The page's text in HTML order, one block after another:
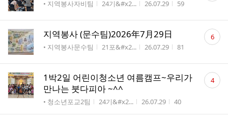
게시판명
• 지역봉사자비팀 작성자
24기&#x2... 작성시간
26.07.29 조회수
59
지역봉사 (문수팀)2026年7月29日
게시판명
• 지역봉사문수팀 작성자
21포&#x2... 작성시간
26.07.29 조회수
81
댓
글 6
1박2일 어린이청소년 여름캠프~우리가
만나는 붓다피아 ~^^
게시판명
• 청소년포교2팀 작성자
24기&#x2... 작성시간
26.07.29 조회수
40
댓
글 4